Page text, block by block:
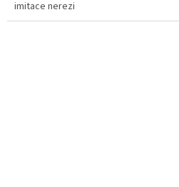
imitace nerezi